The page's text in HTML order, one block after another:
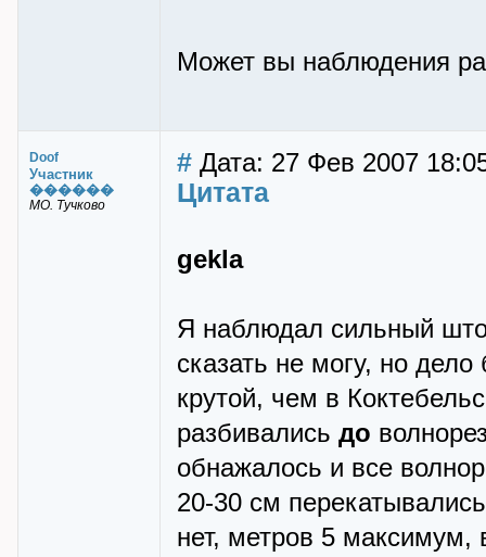
Может вы наблюдения
Doof
Участник
������
МО. Тучково
# Дата: 27 Фев 2007
Цитата
gekla
Я наблюдал сильный
сказать не могу, но
крутой, чем в
разбивались до
обнажалось и все
20-30 см
нет, метров 5